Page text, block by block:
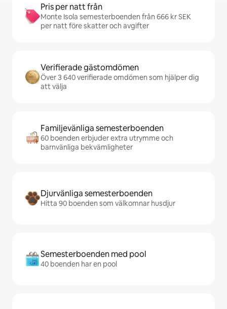
Pris per natt från
Monte Isola semesterboenden från 666 kr SEK
per natt före skatter och avgifter
Verifierade gästomdömen
Över 3 640 verifierade omdömen som hjälper dig
att välja
Familjevänliga semesterboenden
60 boenden erbjuder extra utrymme och
barnvänliga bekvämligheter
Djurvänliga semesterboenden
Hitta 90 boenden som välkomnar husdjur
Semesterboenden med pool
40 boenden har en pool